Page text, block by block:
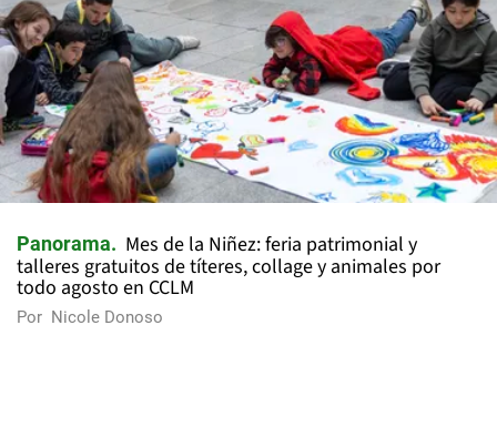
Panorama
Mes de la Niñez: feria patrimonial y
talleres gratuitos de títeres, collage y animales por
todo agosto en CCLM
Por Nicole Donoso